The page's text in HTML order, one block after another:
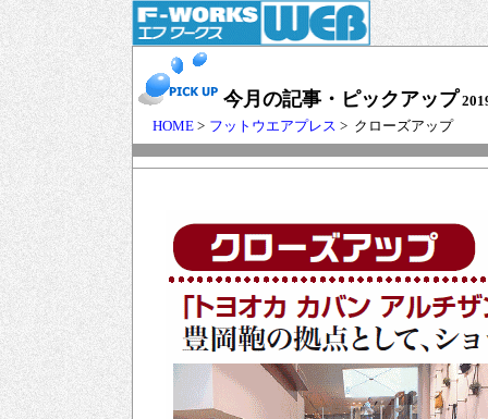
今月の記事・ピックアップ
HOME > フットウエアプレス > クローズアップ